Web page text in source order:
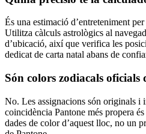
És una estimació d’entreteniment
Utilitza càlculs astrològics al
d’ubicació, així que verifica les
dedicat de carta natal abans de
Són colors zodiacals oficials
No. Les assignacions són originals i
coincidència Pantone més propera
dades de color d’aquest lloc, no un